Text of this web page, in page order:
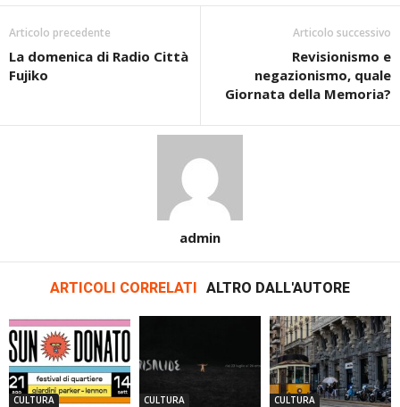
Articolo precedente
La domenica di Radio Città
Fujiko
Articolo successivo
Revisionismo e
negazionismo, quale
Giornata della Memoria?
admin
ARTICOLI CORRELATI ALTRO DALL'AUTORE
CULTURA CULTURA CULTURA